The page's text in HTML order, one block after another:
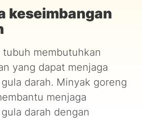
keseimbangan
tubuh membutuhkan
yang dapat menjaga
darah. Minyak goreng
menjaga
darah dengan